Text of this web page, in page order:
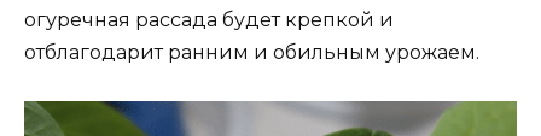
огуречная рассада будет крепкой и
отблагодарит ранним и обильным урожаем.